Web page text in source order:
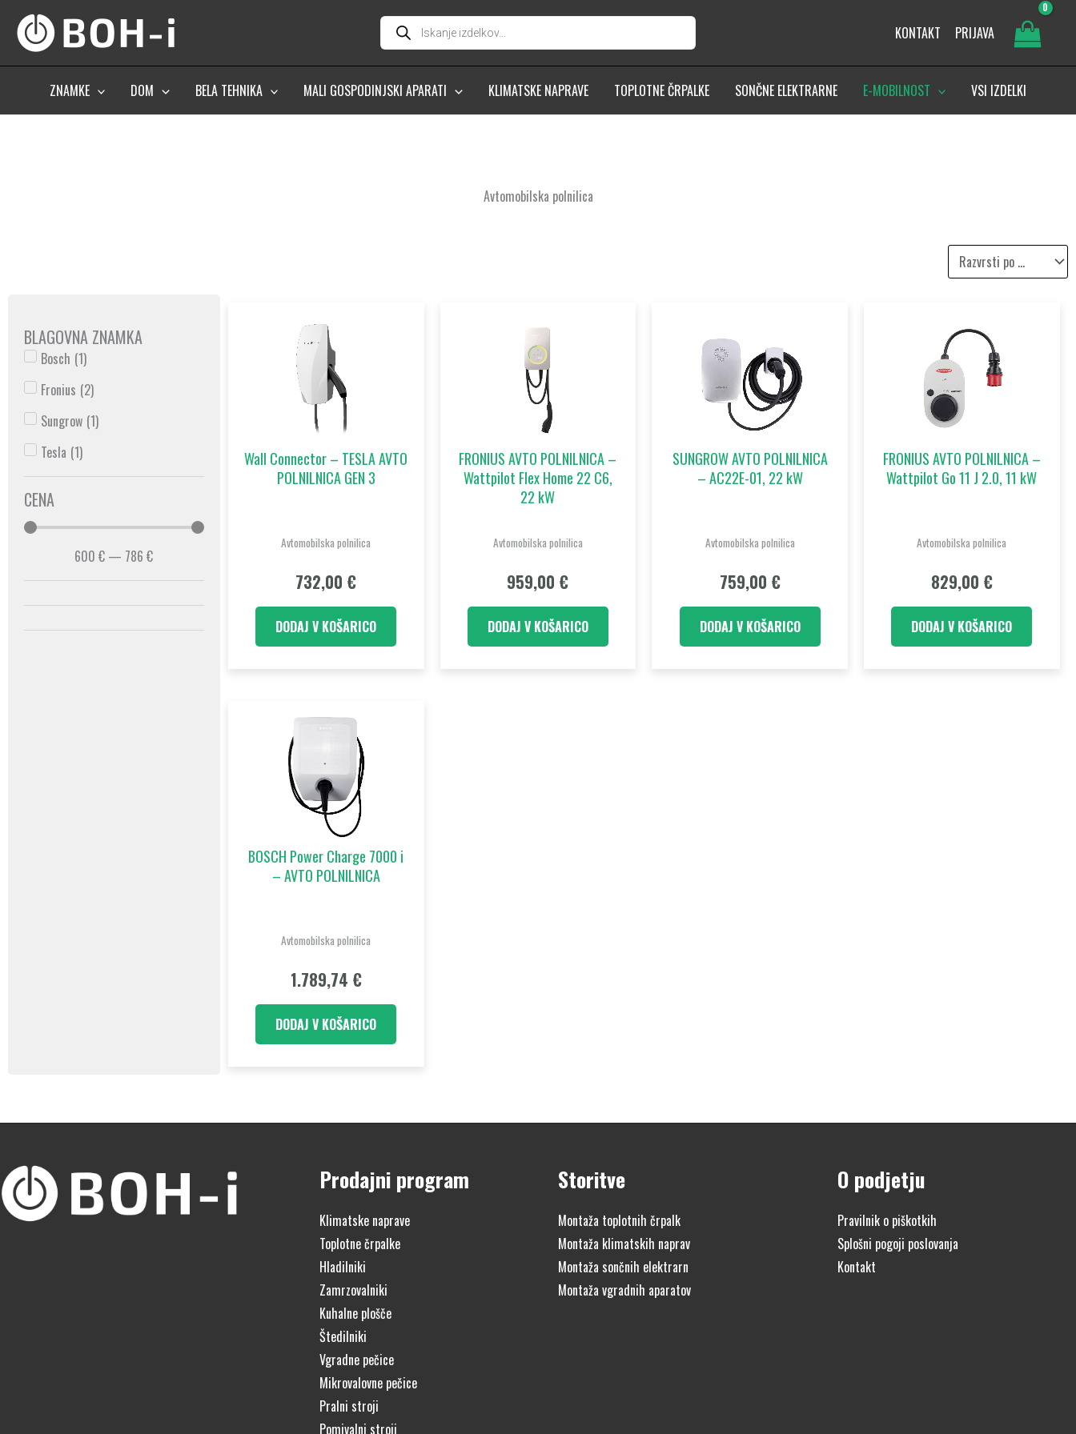
content
Products
search KONTAKT PRIJAVA
ZNAMKE DOM BELA TEHNIKA MALI GOSPODINJSKI APARATI KLIMATSKE NAPRAVE TOPLOTNE ČRPALKE SONČNE ELEKTRARNE E-MOBILNOST VSI IZDELKI
Avtomobilska polnilica
BLAGOVNA ZNAMKA
Bosch (1)
Fronius (2)
Sungrow (1)
Tesla (1)
CENA
600 € — 786 €
Wall Connector – TESLA AVTO
POLNILNICA GEN 3
Avtomobilska polnilica
732,00 €
DODAJ V KOŠARICO
FRONIUS AVTO POLNILNICA –
Wattpilot Flex Home 22 C6,
22 kW
Avtomobilska polnilica
959,00 €
DODAJ V KOŠARICO
SUNGROW AVTO POLNILNICA
– AC22E-01, 22 kW
Avtomobilska polnilica
759,00 €
DODAJ V KOŠARICO
FRONIUS AVTO POLNILNICA –
Wattpilot Go 11 J 2.0, 11 kW
Avtomobilska polnilica
829,00 €
DODAJ V KOŠARICO
BOSCH Power Charge 7000 i
– AVTO POLNILNICA
Avtomobilska polnilica
1.789,74 €
DODAJ V KOŠARICO
Prodajni program
Klimatske naprave
Toplotne črpalke
Hladilniki
Zamrzovalniki
Kuhalne plošče
Štedilniki
Vgradne pečice
Mikrovalovne pečice
Pralni stroji
Pomivalni stroji
Storitve
Montaža toplotnih črpalk
Montaža klimatskih naprav
Montaža sončnih elektrarn
Montaža vgradnih aparatov
O podjetju
Pravilnik o piškotkih
Splošni pogoji poslovanja
Kontakt